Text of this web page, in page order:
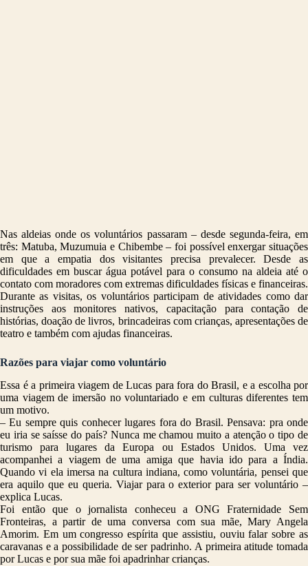
Nas aldeias onde os voluntários passaram – desde segunda-feira, em
três: Matuba, Muzumuia e Chibembe – foi possível enxergar situações
em que a empatia dos visitantes precisa prevalecer. Desde as
dificuldades em buscar água potável para o consumo na aldeia até o
contato com moradores com extremas dificuldades físicas e financeiras.
Durante as visitas, os voluntários participam de atividades como dar
instruções aos monitores nativos, capacitação para contação de
histórias, doação de livros, brincadeiras com crianças, apresentações de
teatro e também com ajudas financeiras.
Razões para viajar como voluntário
Essa é a primeira viagem de Lucas para fora do Brasil, e a escolha por
uma viagem de imersão no voluntariado e em culturas diferentes tem
um motivo.
– Eu sempre quis conhecer lugares fora do Brasil. Pensava: pra onde
eu iria se saísse do país? Nunca me chamou muito a atenção o tipo de
turismo para lugares da Europa ou Estados Unidos. Uma vez
acompanhei a viagem de uma amiga que havia ido para a Índia.
Quando vi ela imersa na cultura indiana, como voluntária, pensei que
era aquilo que eu queria. Viajar para o exterior para ser voluntário –
explica Lucas.
Foi então que o jornalista conheceu a ONG Fraternidade Sem
Fronteiras, a partir de uma conversa com sua mãe, Mary Angela
Amorim. Em um congresso espírita que assistiu, ouviu falar sobre as
caravanas e a possibilidade de ser padrinho. A primeira atitude tomada
por Lucas e por sua mãe foi apadrinhar crianças.